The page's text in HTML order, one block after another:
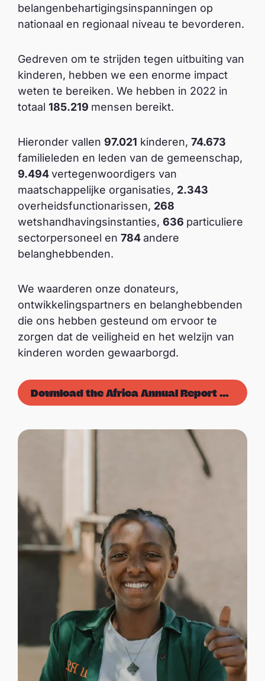
belangenbehartigingsinspanningen op
nationaal en regionaal niveau te bevorderen.
Gedreven om te strijden tegen uitbuiting van
kinderen, hebben we een enorme impact
weten te bereiken. We hebben in 2022 in
totaal 185.219 mensen bereikt.
Hieronder vallen 97.021 kinderen, 74.673
familieleden en leden van de gemeenschap,
9.494vertegenwoordigers van
maatschappelijke organisaties, 2.343
overheidsfunctionarissen, 268
wetshandhavingsinstanties, 636 particuliere
sectorpersoneel en 784andere
belanghebbenden.
We waarderen onze donateurs,
ontwikkelingspartners en belanghebbenden
die ons hebben gesteund om ervoor te
zorgen dat de veiligheid en het welzijn van
kinderen worden gewaarborgd.
Download the Africa Annual Report 2022